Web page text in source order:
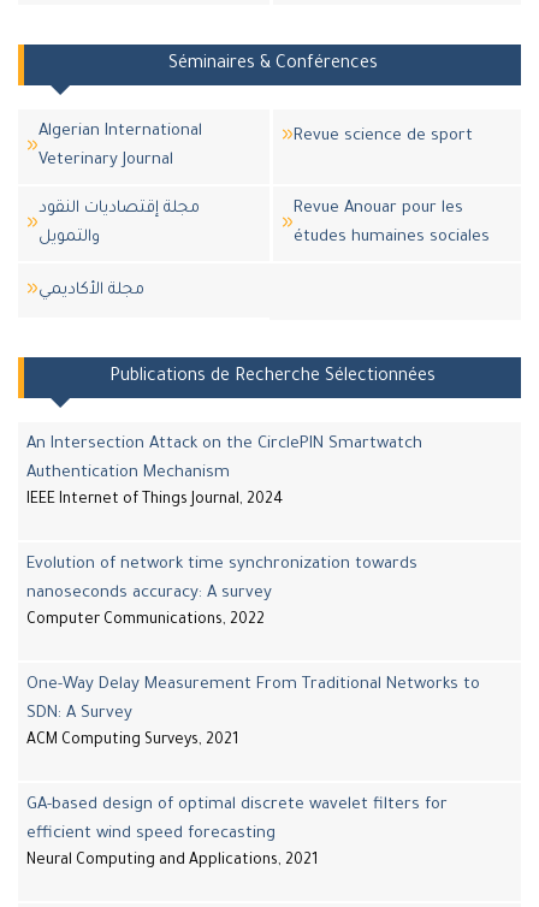
Séminaires & Conférences
Algerian International
Veterinary Journal
Revue science de sport
مجلة إقتصاديات النقود
والتمويل
Revue Anouar pour les
études humaines sociales
مجلة اﻷكاديمي
Publications de Recherche Sélectionnées
An Intersection Attack on the CirclePIN Smartwatch
Authentication Mechanism
IEEE Internet of Things Journal, 2024
Evolution of network time synchronization towards
nanoseconds accuracy: A survey
Computer Communications, 2022
One-Way Delay Measurement From Traditional Networks to
SDN: A Survey
ACM Computing Surveys, 2021
GA-based design of optimal discrete wavelet filters for
efficient wind speed forecasting
Neural Computing and Applications, 2021